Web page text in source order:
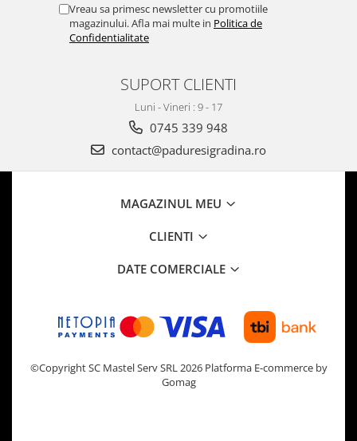
Vreau sa primesc newsletter cu promotiile
magazinului. Afla mai multe in Politica de
Confidentialitate
SUPORT CLIENTI
Luni - Vineri : 9 - 17
0745 339 948
contact@paduresigradina.ro
MAGAZINUL MEU
CLIENTI
DATE COMERCIALE
©Copyright SC Mastel Serv SRL 2026 Platforma E-commerce by
Gomag